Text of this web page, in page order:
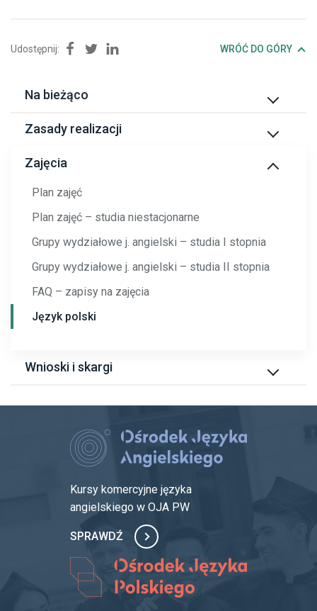
Udostępnij: Udostępnij na Facebook
Udostępnij na Twitter
Udostępnij na Linkedin WRÓĆ DO GÓRY
Na bieżąco
Dyżury lektorów
Dyżury Komisji Egzaminacyjnej
Testy diagnostyczne
Koordynatorzy ds. współpracy z wydziałami
Harmonogram roku akademickiego 2025/2026
Zasady realizacji
Studia stacjonarne I stopnia
Zajęcia
Plan zajęć
Plan zajęć – studia niestacjonarne
Grupy wydziałowe j. angielski – studia I stopnia
Grupy wydziałowe j. angielski – studia II stopnia
FAQ – zapisy na zajęcia
Język polski
Wnioski i skargi
Kursy komercyjne języka
angielskiego w OJA PW
SPRAWDŹ